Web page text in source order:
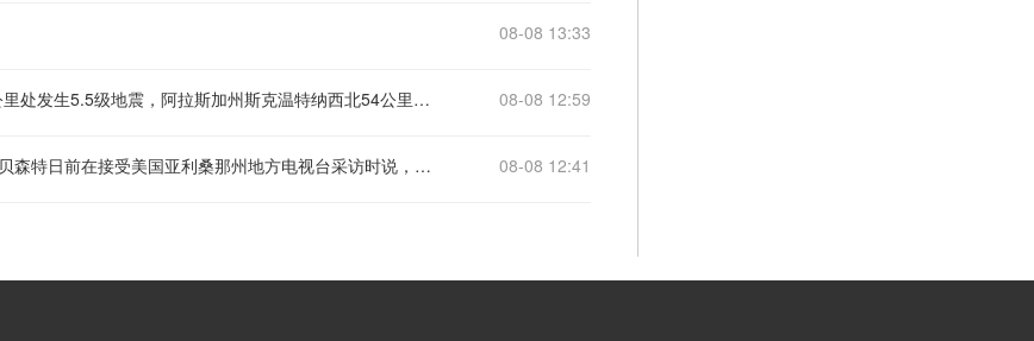
08-08 13:33
据美国地质调查局（USGS）通报，阿拉斯加州斯克温特纳西北偏西59公里处发生5.5级地震，阿拉斯加州斯克温特纳西北54公里处发生5.6级地震 08-08 12:59
【贝森特称霍尔木兹海峡将逐步失去战略重要性】 美国财政部长斯科特·贝森特日前在接受美国亚利桑那州地方电视台采访时说，随着地缘政治局势变化，今后越来越多能源运输将绕过霍尔木兹海峡。他认为，霍尔木兹海峡将逐步失去战略重要性。当地媒体报道，贝森特在采访中说，鉴于伊朗试图控制霍尔木兹海峡这条咽喉要道，海峡将无法回到过去的状态。他声称，在接下来两年时间里，海峡将变成一片普通水域，逐步变得不再那么重要。贝森特说，经由霍尔木兹海峡运输的能源中，有超过50%甚至70%今后将逐步改由地下管道输送。 贝森特此前曾多次表达类似观点，即霍尔木兹海峡作为全球能源咽喉的地位被削弱。在贝森特看来，沙特阿拉伯、阿联酋等国现有输油管道的扩建与改建，以及绕过海峡的地下和陆路管网升级，会在很大程度上替代以往通过油轮穿越海峡的运输方式。 （新华社） 08-08 12:41